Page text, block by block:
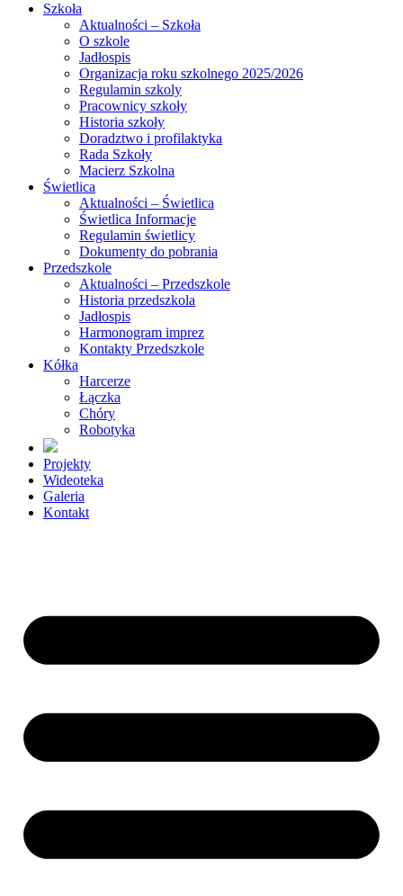
Szkoła
Aktualności – Szkoła
O szkole
Jadłospis
Organizacja roku szkolnego 2025/2026
Regulamin szkoly
Pracownicy szkoły
Historia szkoły
Doradztwo i profilaktyka
Rada Szkoły
Macierz Szkolna
Świetlica
Aktualności – Świetlica
Świetlica Informacje
Regulamin świetlicy
Dokumenty do pobrania
Przedszkole
Aktualności – Przedszkole
Historia przedszkola
Jadłospis
Harmonogram imprez
Kontakty Przedszkole
Kółka
Harcerze
Łączka
Chóry
Robotyka
Projekty
Wideoteka
Galeria
Kontakt